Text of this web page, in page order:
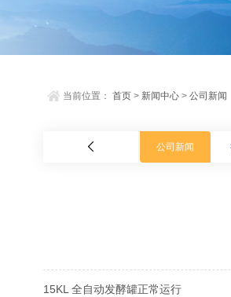
当前位置：首页 > 新闻中心 >公司新闻
公司新闻
15KL 全自动发酵罐正常运行